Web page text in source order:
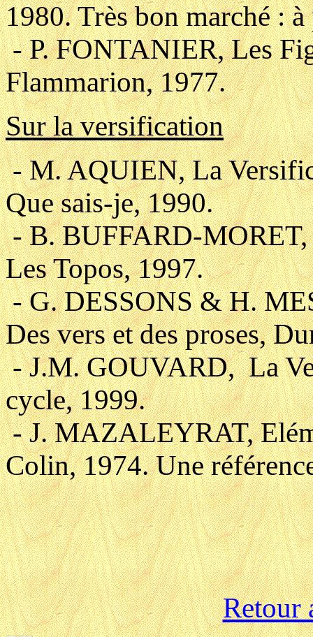
1980. Très bon marché : à
- P. FONTANIER, Les
Flammarion, 1977.
Sur la versification
- M. AQUIEN, La
Que sais-je, 1990.
- B. BUFFARD-
Les Topos, 1997.
- G. DESSONS & H.
Des vers et des proses,
- J.M. GOUVARD, La
cycle, 1999.
- J. MAZALEYRAT,
Colin, 1974. Une
Retour